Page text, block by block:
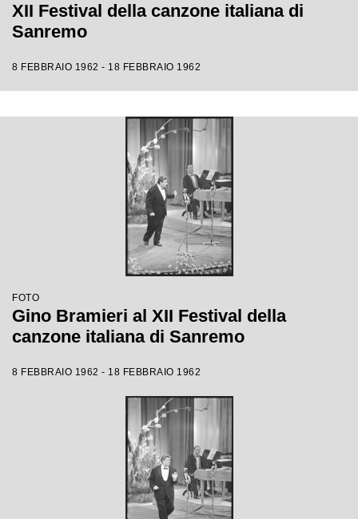
XII Festival della canzone italiana di
Sanremo
8 FEBBRAIO 1962 - 18 FEBBRAIO 1962
FOTO
Gino Bramieri al XII Festival della
canzone italiana di Sanremo
8 FEBBRAIO 1962 - 18 FEBBRAIO 1962